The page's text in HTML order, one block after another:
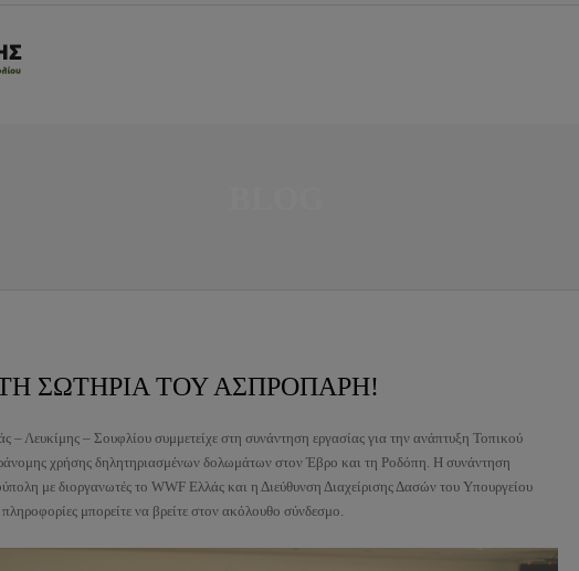
ΣΩΤΗΡΙΑ ΤΟΥ ΑΣΠΡΟΠΑΡΗ!
– Λευκίμης – Σουφλίου συμμετείχε στη συνάντηση εργασίας για την ανάπτυξη Τοπικού
χρήσης δηλητηριασμένων δολωμάτων στον Έβρο και τη Ροδόπη. Η συνάντηση
με διοργανωτές το WWF Ελλάς και η Διεύθυνση Διαχείρισης Δασών του Υπουργείου
μπορείτε να βρείτε στον ακόλουθο σύνδεσμο.